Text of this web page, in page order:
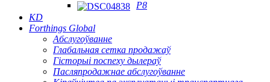
P8
KD
Forthings Global
Абслугоўванне
Глабальная сетка продажаў
Гісторыі поспеху дылераў
Пасляпродажнае абслугоўванне